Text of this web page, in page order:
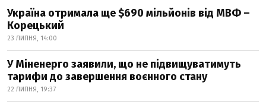
Україна отримала ще $690 мільйонів від МВФ –
Корецький
23 ЛИПНЯ, 14:00
У Міненерго заявили, що не підвищуватимуть
тарифи до завершення воєнного стану
22 ЛИПНЯ, 19:37